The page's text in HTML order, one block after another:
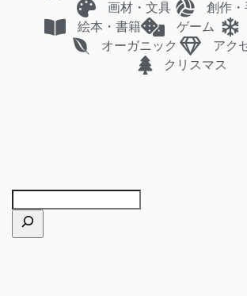
画材・文具
創作
絵本・書籍
ゲーム
オーガニック
アク
クリスマス